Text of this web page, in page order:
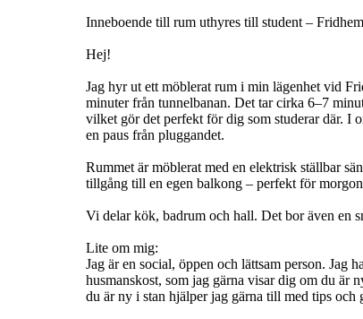
Inneboende till rum uthyres till student –
Hej!
Jag hyr ut ett möblerat rum i min lägenhet vid
minuter från tunnelbanan. Det tar cirka 6–7
vilket gör det perfekt för dig som studerar där. I
en paus från pluggandet.
Rummet är möblerat med en elektrisk ställbar
tillgång till en egen balkong – perfekt för
Vi delar kök, badrum och hall. Det bor även en
Lite om mig:
Jag är en social, öppen och lättsam person. Jag
husmanskost, som jag gärna visar dig om du är
du är ny i stan hjälper jag gärna till med tips och